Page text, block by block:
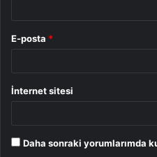
E-posta *
İnternet sitesi
Daha sonraki yorumlarımda